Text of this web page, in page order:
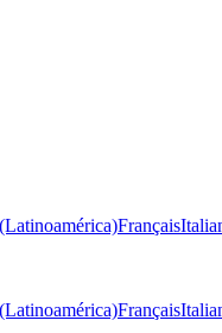
Français
Français